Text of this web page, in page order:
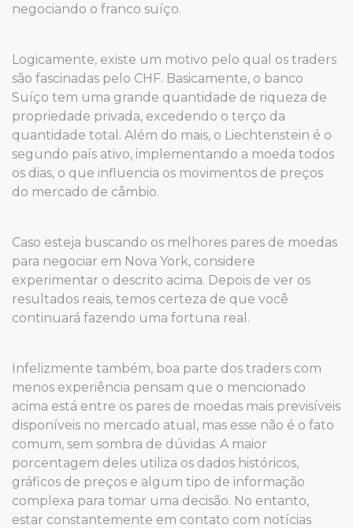
negociando o franco suíço.
Logicamente, existe um motivo pelo qual os traders
são fascinadas pelo CHF. Basicamente, o banco
Suíço tem uma grande quantidade de riqueza de
propriedade privada, excedendo o terço da
quantidade total. Além do mais, o Liechtenstein é o
segundo país ativo, implementando a moeda todos
os dias, o que influencia os movimentos de preços
do mercado de câmbio.
Caso esteja buscando os melhores pares de moedas
para negociar em Nova York, considere
experimentar o descrito acima. Depois de ver os
resultados reais, temos certeza de que você
continuará fazendo uma fortuna real.
Infelizmente também, boa parte dos traders com
menos experiência pensam que o mencionado
acima está entre os pares de moedas mais previsíveis
disponíveis no mercado atual, mas esse não é o fato
comum, sem sombra de dúvidas. A maior
porcentagem deles utiliza os dados históricos,
gráficos de preços e algum tipo de informação
complexa para tomar uma decisão. No entanto,
estar constantemente em contato com notícias